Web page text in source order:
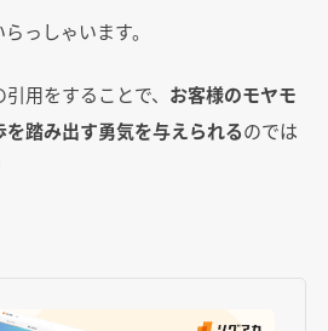
っしゃいます。
用をすることで、 お客様のモヤモ
踏み出す勇気を与えられるのでは